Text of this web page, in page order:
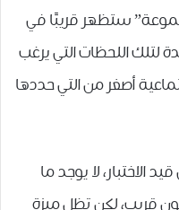
ﺳﺘﻈﻬﺮ ﻗﺮﻳﺒًﺎ ﻓﻲ
ﻟﺘﻠﻚ ﺍﻟﻠﺤﻈﺎﺕ ﺍﻟﺘﻲ ﻳﺮﻏﺐ
ﺃﺻﻐﺮ ﻣﻦ ﺍﻟﺘﻲ ﺣﺪﺩﻫﺎ
الاختبار، لا يوجد ما
قريب، لكن تظل ميزة